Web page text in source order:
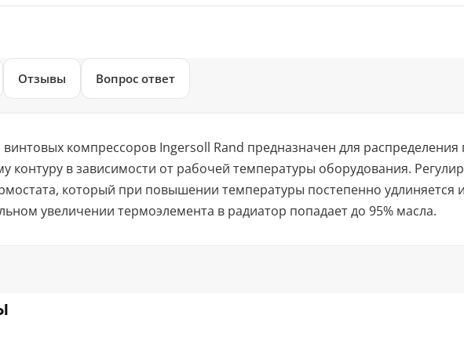
Отзывы Вопрос ответ
винтовых компрессоров Ingersoll Rand предназначен для
в зависимости от рабочей температуры оборудования.
который при повышении температуры постепенно удлиняется
увеличении термоэлемента в радиатор попадает до 95% масла.